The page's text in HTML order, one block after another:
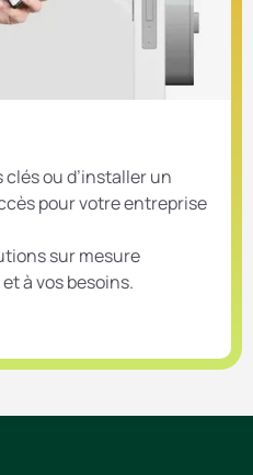
ou d’installer un
pour votre entreprise
sur mesure
à vos besoins.